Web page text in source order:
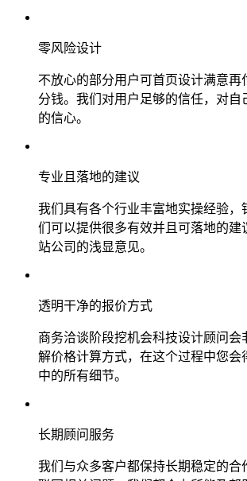
零风险设计
不放心的部分用户可首页设计满意再
分钱。我们对用户足够的信任，对自
的信心。
专业且落地的建议
我们具有各个行业丰富地实操经验，
们可以提供很多有效并且可落地的建
站公司的浅显意见。
透明干净的报价方式
商务洽谈阶段挖机会科技设计顾问会
解价格计算方式，在这个过程中您会
中的所有细节。
长期顾问服务
我们与众多客户都保持长期稳定的合